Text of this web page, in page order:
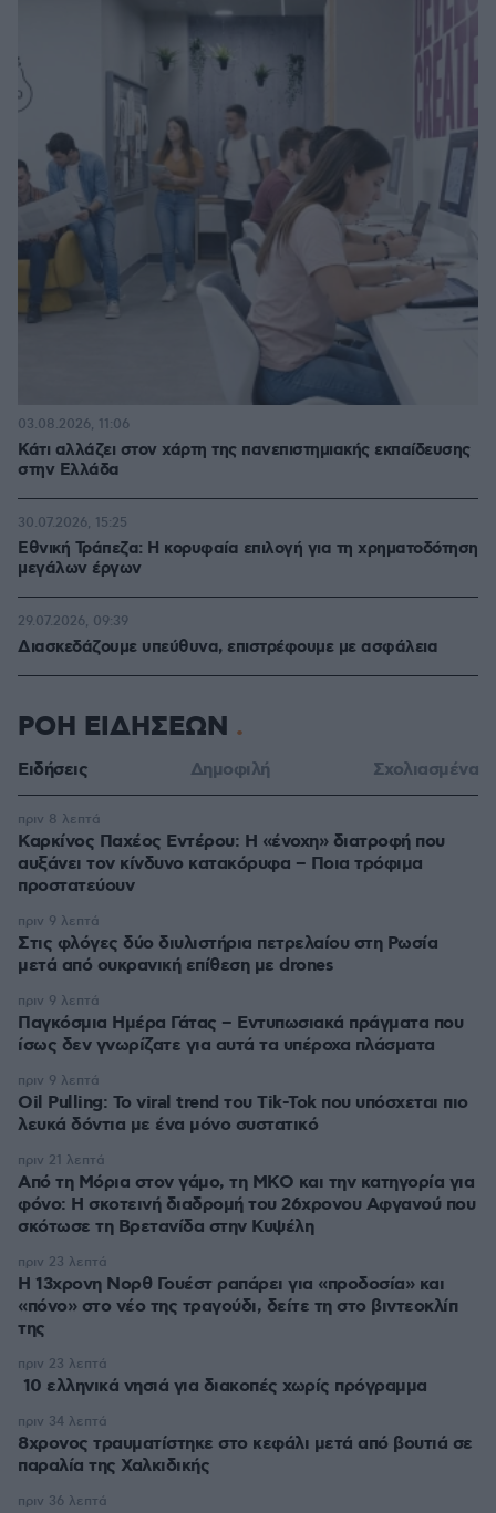
Κάτι αλλάζει στον χάρτη της πανεπιστημιακής εκπαίδευσης
στην Ελλάδα
03.08.2026, 11:06
Εθνική Τράπεζα: Η κορυφαία επιλογή για τη χρηματοδότηση
μεγάλων έργων
30.07.2026, 15:25
Διασκεδάζουμε υπεύθυνα, επιστρέφουμε με ασφάλεια
29.07.2026, 09:39
ΡΟΗ ΕΙΔΗΣΕΩΝ
Ειδήσεις Δημοφιλή Σχολιασμένα
Καρκίνος Παχέος Εντέρου: Η «ένοχη» διατροφή που
αυξάνει τον κίνδυνο κατακόρυφα – Ποια τρόφιμα
προστατεύουν
πριν 8 λεπτά
Στις φλόγες δύο διυλιστήρια πετρελαίου στη Ρωσία
μετά από ουκρανική επίθεση με drones
πριν 9 λεπτά
Παγκόσμια Ημέρα Γάτας – Εντυπωσιακά πράγματα που
ίσως δεν γνωρίζατε για αυτά τα υπέροχα πλάσματα
πριν 9 λεπτά
Oil Pulling: To viral trend του Tik-Tok που υπόσχεται πιο
λευκά δόντια με ένα μόνο συστατικό
πριν 9 λεπτά
Από τη Μόρια στον γάμο, τη ΜΚΟ και την κατηγορία για
φόνο: Η σκοτεινή διαδρομή του 26χρονου Αφγανού που
σκότωσε τη Βρετανίδα στην Κυψέλη
πριν 21 λεπτά
Η 13χρονη Νορθ Γουέστ ραπάρει για «προδοσία» και
«πόνο» στο νέο της τραγούδι, δείτε τη στο βιντεοκλίπ
της
πριν 23 λεπτά
10 ελληνικά νησιά για διακοπές χωρίς πρόγραμμα
πριν 23 λεπτά
8χρονος τραυματίστηκε στο κεφάλι μετά από βουτιά σε
παραλία της Χαλκιδικής
πριν 34 λεπτά
πριν 36 λεπτά